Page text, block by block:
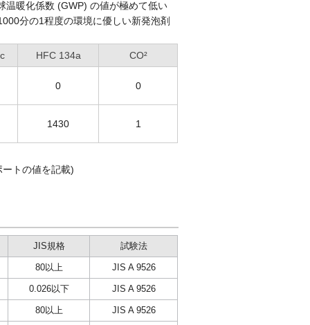
温暖化係数 (GWP) の値が極めて低い
分の1程度の環境に優しい新発泡剤
HFC 134a CO²
0 0
1430 1
トの値を記載)
JIS規格 試験法
80以上 JIS A 9526
0.026以下 JIS A 9526
80以上 JIS A 9526